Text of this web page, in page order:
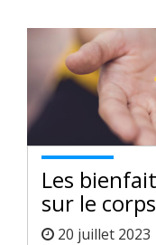
Les
sur le
20 juillet 2023